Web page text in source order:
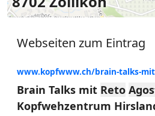
Webseiten zum Eintrag
www.kopfwww.ch/brain-talks-
Brain Talks mit Reto
Kopfwehzentrum